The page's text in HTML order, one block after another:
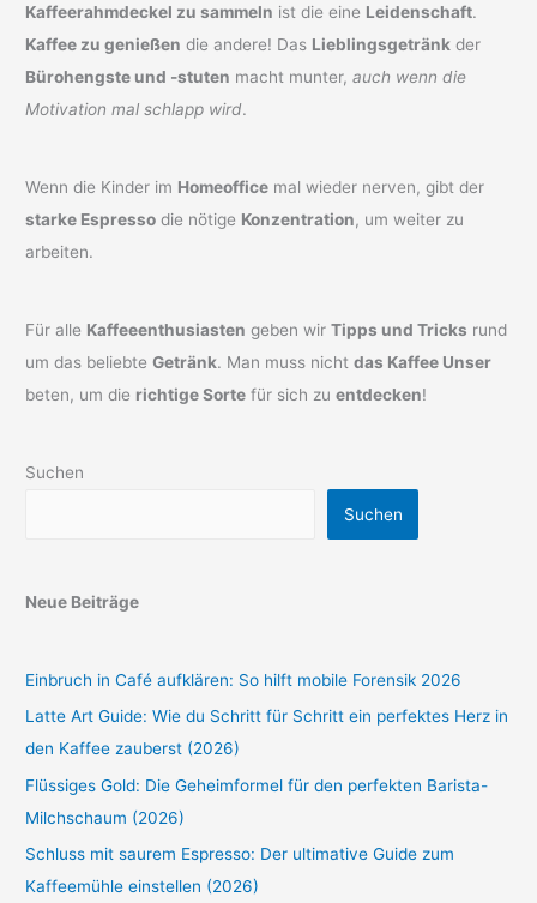
Kaffeerahmdeckel zu sammeln ist die eine Leidenschaft.
Kaffee zu genießen die andere! Das Lieblingsgetränk der
Bürohengste und -stuten macht munter,auch wenn die
Motivation mal schlapp wird.
Wenn die Kinder im Homeoffice mal wieder nerven, gibt der
starke Espresso die nötige Konzentration, um weiter zu
arbeiten.
Für alle Kaffeeenthusiasten geben wirTipps und Tricks rund
um das beliebteGetränk. Man muss nichtdas Kaffee Unser
beten, um die richtige Sorte für sich zuentdecken!
Suchen
Suchen
Neue Beiträge
Einbruch in Café aufklären: So hilft mobile Forensik 2026
Latte Art Guide: Wie du Schritt für Schritt ein perfektes Herz in
den Kaffee zauberst (2026)
Flüssiges Gold: Die Geheimformel für den perfekten Barista-
Milchschaum (2026)
Schluss mit saurem Espresso: Der ultimative Guide zum
Kaffeemühle einstellen (2026)